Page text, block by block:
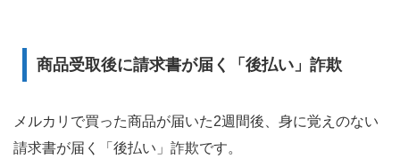
商品受取後に請求書が届く「後払い」詐欺
メルカリで買った商品が届いた2週間後、身に覚えのない
請求書が届く「後払い」詐欺です。